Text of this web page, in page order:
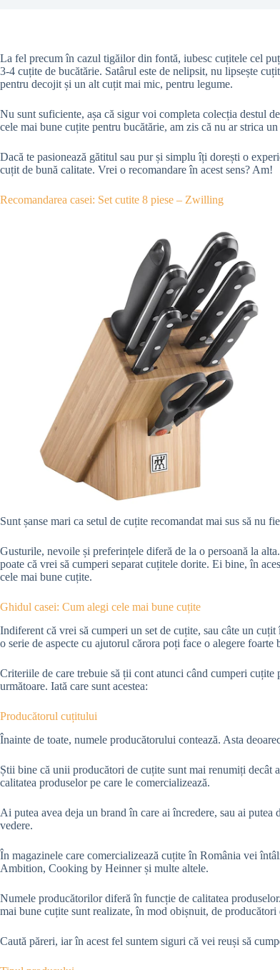
La fel precum în cazul tigăilor din fontă, iubesc cuțitele cel
3-4 cuțite de bucătărie. Satârul este de nelipsit, nu lipsește
pentru decojit și un alt cuțit mai mic, pentru legume.
Nu sunt suficiente, așa că sigur voi completa colecția destul
cele mai bune cuțite pentru bucătărie, am zis că nu ar strica
Dacă te pasionează gătitul sau pur și simplu îți dorești o
cuțit de bună calitate. Vrei o recomandare în acest sens? Am!
Recomandarea casei: Set cutite 8 piese – Zwilling
Sunt șanse mari ca setul de cuțite recomandat mai sus să nu
Gusturile, nevoile și preferințele diferă de la o persoană la
poate că vrei să cumperi separat cuțitele dorite. Ei bine, în
cele mai bune cuțite.
Ghidul casei: Cum alegi cele mai bune cuțite
Indiferent că vrei să cumperi un set de cuțite, sau câte un
o serie de aspecte cu ajutorul cărora poți face o alegere foarte
Criteriile de care trebuie să ții cont atunci când cumperi
următoare. Iată care sunt acestea:
Producătorul cuțitului
Înainte de toate, numele producătorului contează. Asta
Știi bine că unii producători de cuțite sunt mai renumiți decât
calitatea produselor pe care le comercializează.
Ai putea avea deja un brand în care ai încredere, sau ai
vedere.
În magazinele care comercializează cuțite în România vei
Ambition, Cooking by Heinner și multe altele.
Numele producătorilor diferă în funcție de calitatea
mai bune cuțite sunt realizate, în mod obișnuit, de
Caută păreri, iar în acest fel suntem siguri că vei reuși să